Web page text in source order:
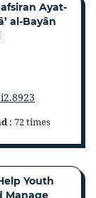
Ayat-
al-Bayân
: 72 times
Youth
Manage